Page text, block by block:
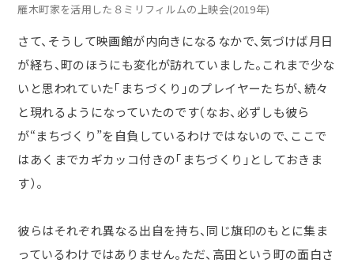
雁木町家を活用した８ミリフィルムの上映会(2019年)
さて、そうして映画館が内向きになるなかで、気づけば月日
が経ち、町のほうにも変化が訪れていました。これまで少な
いと思われていた「まちづくり」のプレイヤーたちが、続々
と現れるようになっていたのです（なお、必ずしも彼ら
が“まちづくり”を自負しているわけではないので、ここで
はあくまでカギカッコ付きの「まちづくり」としておきま
す）。
彼らはそれぞれ異なる出自を持ち、同じ旗印のもとに集ま
っているわけではありません。ただ、高田という町の面白さ